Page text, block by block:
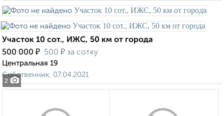
2
Участок 10 сот., ИЖС, 50 км от города
500 000 ₽ 500 ₽ за сотку
Центральная 19
Собственник, 07.04.2021